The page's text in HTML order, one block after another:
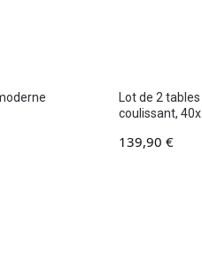
Lot de 2
coulissant,
139,90 €